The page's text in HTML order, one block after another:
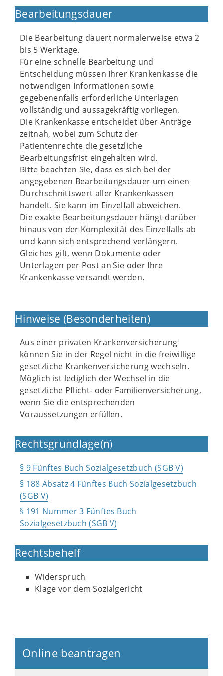
Bearbeitungsdauer
Die Bearbeitung dauert normalerweise etwa 2
bis 5 Werktage.
Für eine schnelle Bearbeitung und
Entscheidung müssen Ihrer Krankenkasse die
notwendigen Informationen sowie
gegebenenfalls erforderliche Unterlagen
vollständig und aussagekräftig vorliegen.
Die Krankenkasse entscheidet über Anträge
zeitnah, wobei zum Schutz der
Patientenrechte die gesetzliche
Bearbeitungsfrist eingehalten wird.
Bitte beachten Sie, dass es sich bei der
angegebenen Bearbeitungsdauer um einen
Durchschnittswert aller Krankenkassen
handelt. Sie kann im Einzelfall abweichen.
Die exakte Bearbeitungsdauer hängt darüber
hinaus von der Komplexität des Einzelfalls ab
und kann sich entsprechend verlängern.
Gleiches gilt, wenn Dokumente oder
Unterlagen per Post an Sie oder Ihre
Krankenkasse versandt werden.
Hinweise (Besonderheiten)
Aus einer privaten Krankenversicherung
können Sie in der Regel nicht in die freiwillige
gesetzliche Krankenversicherung wechseln.
Möglich ist lediglich der Wechsel in die
gesetzliche Pflicht- oder Familienversicherung,
wenn Sie die entsprechenden
Voraussetzungen erfüllen.
Rechtsgrundlage(n)
§ 9 Fünftes Buch Sozialgesetzbuch (SGB V)
§ 188 Absatz 4 Fünftes Buch Sozialgesetzbuch
(SGB V)
§ 191 Nummer 3 Fünftes Buch
Sozialgesetzbuch (SGB V)
Rechtsbehelf
Widerspruch
Klage vor dem Sozialgericht
Online beantragen